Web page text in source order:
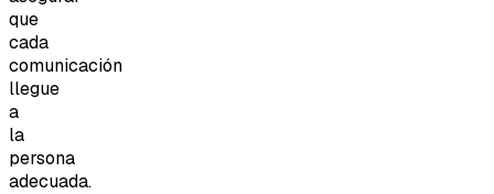
que
cada
comunicación
llegue
a
la
persona
adecuada.